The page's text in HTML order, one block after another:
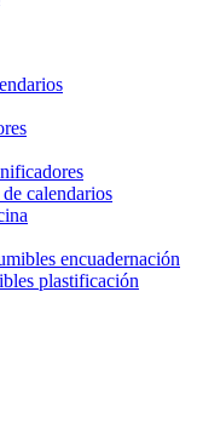
calendarios
encuadernación
plastificación